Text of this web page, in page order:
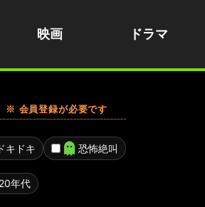
映画 ドラマ
※ 会員登録が必要です
キドキ 恐怖絶叫
年代